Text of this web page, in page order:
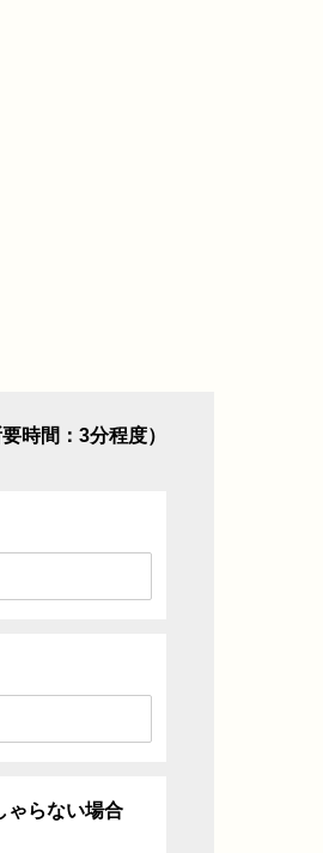
時間：3分程度）
ゃらない場合